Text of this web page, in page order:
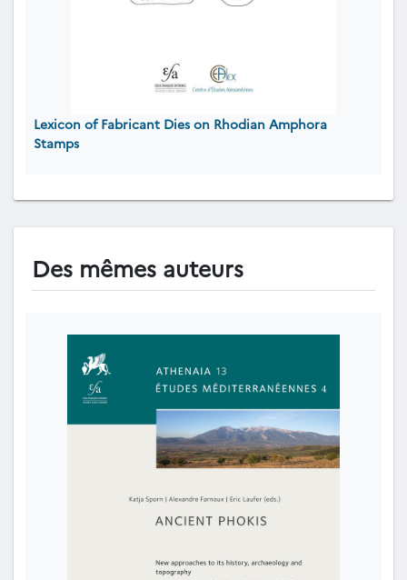
Lexicon of Fabricant Dies on Rhodian Amphora
Stamps
Des mêmes auteurs